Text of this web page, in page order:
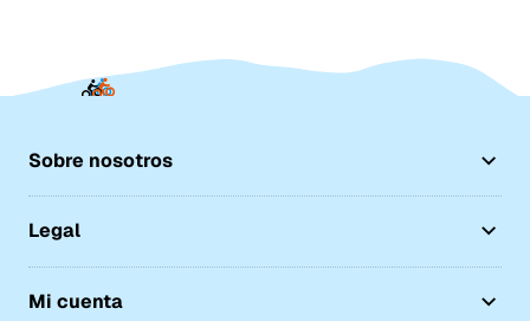
Sobre nosotros
Legal
Mi cuenta